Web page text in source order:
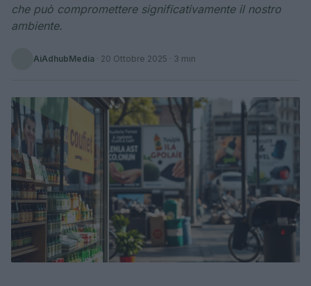
che può compromettere significativamente il nostro
ambiente.
AiAdhubMedia · 20 Ottobre 2025 · 3 min